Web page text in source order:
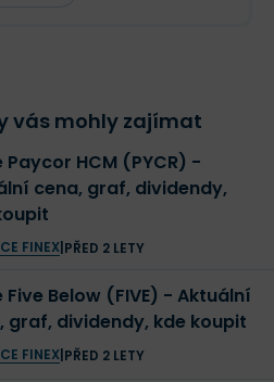
vás mohly zajímat
HCM (PYCR) -
cena, graf, dividendy,
FINEX| PŘED 2 LETY
Below (FIVE) - Aktuální
graf, dividendy, kde koupit
FINEX| PŘED 2 LETY